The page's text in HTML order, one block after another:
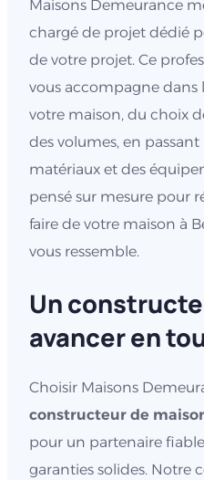
Maisons Demeurance
chargé de projet dédié
de votre projet. Ce
vous accompagne dans
votre maison, du choix
des volumes, en
matériaux et des
pensé sur mesure pour
faire de votre maison à
vous ressemble.
Un
avancer en
Choisir Maisons
constructeur de
pour un partenaire
garanties solides. Notre